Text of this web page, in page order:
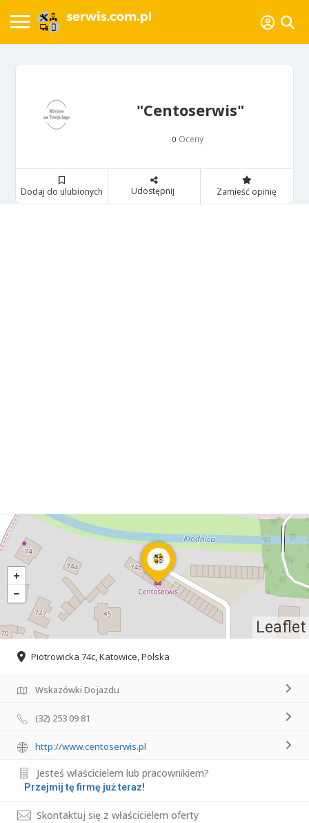
"Centoserwis"
0 Oceny
Dodaj do ulubionych Udostępnij Zamieść opinię
Leaflet
Piotrowicka 74c, Katowice, Polska
Wskazówki Dojazdu
(32) 253 09 81
http://www.centoserwis.pl
Jesteś właścicielem lub pracownikiem?
Przejmij tę firmę już teraz!
Skontaktuj się z właścicielem oferty